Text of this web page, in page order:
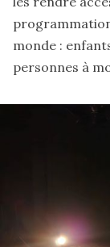
monde :
personnes à